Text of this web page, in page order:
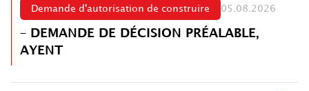
Demande d'autorisation de construire 05.08.2026
– DEMANDE DE DÉCISION PRÉALABLE,
AYENT